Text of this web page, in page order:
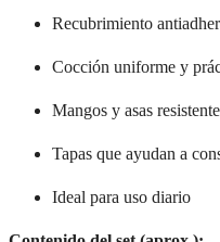
Recubrimiento
Cocción uniforme y
Mangos y asas
Tapas que ayudan a
Ideal para uso diario